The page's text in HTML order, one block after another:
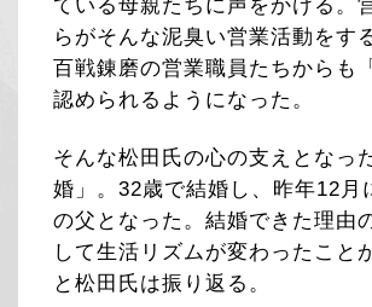
ている母親たちに声をかける。
らがそんな泥臭い営業活動をす
百戦錬磨の営業職員たちからも
認められるようになった。
そんな松田氏の心の支えとなっ
婚」。32歳で結婚し、昨年12月
の父となった。結婚できた理由
して生活リズムが変わったこと
と松田氏は振り返る。